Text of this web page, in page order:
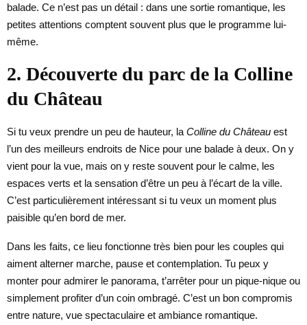
balade. Ce n’est pas un détail : dans une sortie romantique, les
petites attentions comptent souvent plus que le programme lui-
même.
2. Découverte du parc de la Colline
du Château
Si tu veux prendre un peu de hauteur, la Colline du Château est
l’un des meilleurs endroits de Nice pour une balade à deux. On y
vient pour la vue, mais on y reste souvent pour le calme, les
espaces verts et la sensation d’être un peu à l’écart de la ville.
C’est particulièrement intéressant si tu veux un moment plus
paisible qu’en bord de mer.
Dans les faits, ce lieu fonctionne très bien pour les couples qui
aiment alterner marche, pause et contemplation. Tu peux y
monter pour admirer le panorama, t’arrêter pour un pique-nique ou
simplement profiter d’un coin ombragé. C’est un bon compromis
entre nature, vue spectaculaire et ambiance romantique.